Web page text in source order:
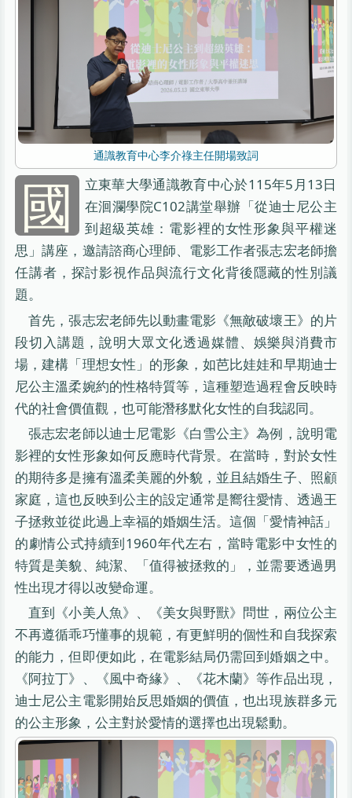
通識教育中心李介祿主任開場致詞
國
立東華大學通識教育中心於115年5月13日
在洄瀾學院C102講堂舉辦「從迪士尼公主
到超級英雄：電影裡的女性形象與平權迷
思」講座，邀請諮商心理師、電影工作者張志宏老師擔
任講者，探討影視作品與流行文化背後隱藏的性別議
題。
首先，張志宏老師先以動畫電影《無敵破壞王》的片
段切入講題，說明大眾文化透過媒體、娛樂與消費市
場，建構「理想女性」的形象，如芭比娃娃和早期迪士
尼公主溫柔婉約的性格特質等，這種塑造過程會反映時
代的社會價值觀，也可能潛移默化女性的自我認同。
張志宏老師以迪士尼電影《白雪公主》為例，說明電
影裡的女性形象如何反應時代背景。在當時，對於女性
的期待多是擁有溫柔美麗的外貌，並且結婚生子、照顧
家庭，這也反映到公主的設定通常是嚮往愛情、透過王
子拯救並從此過上幸福的婚姻生活。這個「愛情神話」
的劇情公式持續到1960年代左右，當時電影中女性的
特質是美貌、純潔、「值得被拯救的」，並需要透過男
性出現才得以改變命運。
直到《小美人魚》、《美女與野獸》問世，兩位公主
不再遵循乖巧懂事的規範，有更鮮明的個性和自我探索
的能力，但即便如此，在電影結局仍需回到婚姻之中。
《阿拉丁》、《風中奇緣》、《花木蘭》等作品出現，
迪士尼公主電影開始反思婚姻的價值，也出現族群多元
的公主形象，公主對於愛情的選擇也出現鬆動。